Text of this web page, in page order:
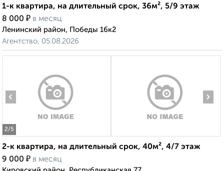
1-к квартира, на длительный срок, 36м², 5/9 этаж
8 000 ₽ в месяц
Ленинский район, Победы 16к2
Агентство, 05.08.2026
2/5
‹ ›
2-к квартира, на длительный срок, 40м², 4/7 этаж
9 000 ₽ в месяц